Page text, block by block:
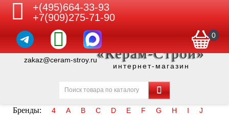
+(495)664-33-93
+7(909)275-71-90
0
zakaz@ceram-stroy.ru«Керам-Строй»
интернет-магазин
Бренды: 4 A B C D E F G H I
J